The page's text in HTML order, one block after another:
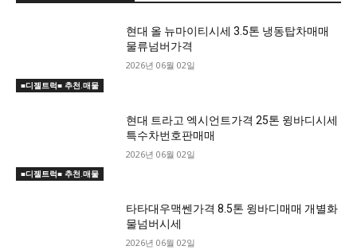
■디젤트럭■ 추천.매물
현대 올 뉴마이티시세 3.5톤 냉동탑차매매
물류넘버가격
2026년 06월 02일
■디젤트럭■ 추천.매물
현대 트라고 엑시언트가격 25톤 윙바디시세
특수차번호판매매
2026년 06월 02일
타타대우맥쎈가격 8.5톤 윙바디매매 개별화
물넘버시세
2026년 06월 02일